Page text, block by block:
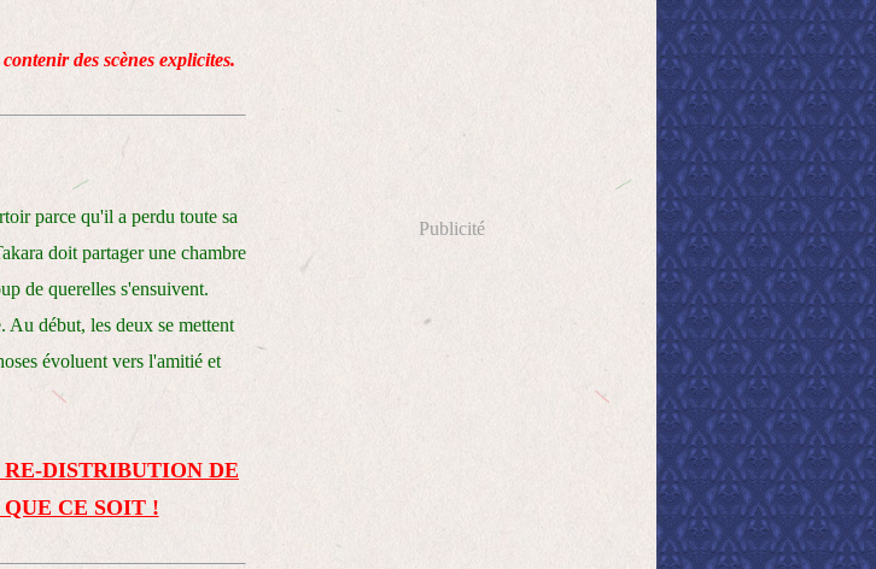
des scènes explicites.
parce qu'il a perdu toute sa
doit partager une chambre
de querelles s'ensuivent.
Au début, les deux se mettent
évoluent vers l'amitié et
DISTRIBUTION DE
CE SOIT !
Publicité